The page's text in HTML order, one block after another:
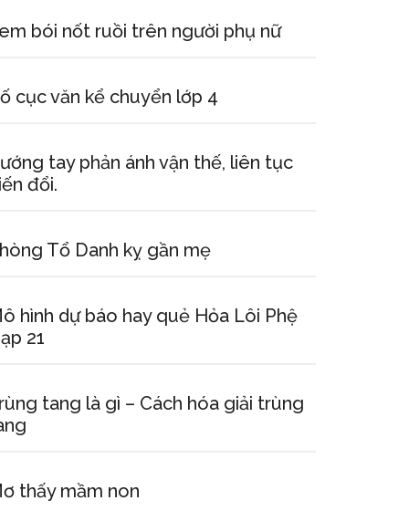
bói nốt ruồi trên người phụ nữ
cục văn kể chuyển lớp 4
tay phản ánh vận thế, liên tục
đổi.
Tổ Danh kỵ gần mẹ
hình dự báo hay quẻ Hỏa Lôi Phệ
21
tang là gì – Cách hóa giải trùng
thấy mầm non